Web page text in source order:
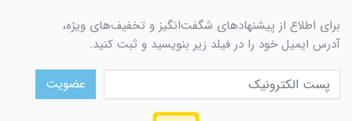
برای اطلاع از پیشنهادهای شگفت‌انگیز و تخفیف‌های ویژه،
آدرس ایمیل خود را در فیلد زیر بنویسید و ثبت کنید.
عضویت